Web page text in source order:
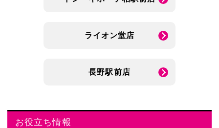
ライオン堂店
長野駅前店
お役立ち情報